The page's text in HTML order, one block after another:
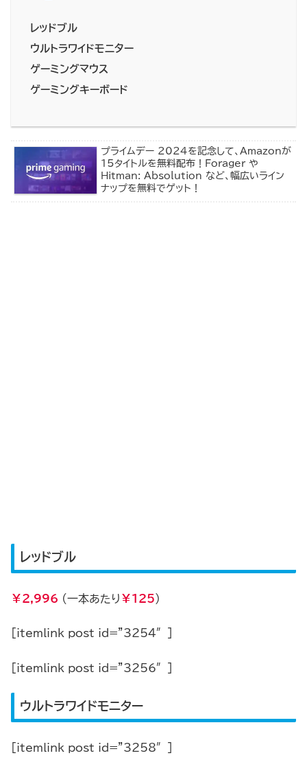
レッドブル
ウルトラワイドモニター
ゲーミングマウス
ゲーミングキーボード
プライムデー 2024を記念して、Amazonが
15タイトルを無料配布！Forager や
Hitman: Absolution など、幅広いライン
ナップを無料でゲット！
レッドブル
￥2,996 (一本あたり ￥125)
[itemlink post_id=”3254″]
[itemlink post_id=”3256″]
ウルトラワイドモニター
[itemlink post_id=”3258″]